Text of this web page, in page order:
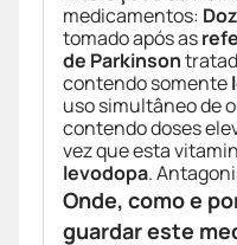
medicamentos:
tomado após as
de Parkinson
contendo somente
uso simultâneo de
contendo doses
vez que esta
levodopa.
Onde, como e
guardar este